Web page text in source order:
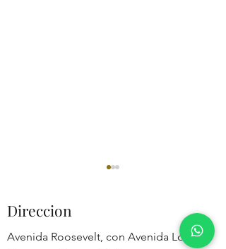
Direccion
Avenida Roosevelt, con Avenida Los